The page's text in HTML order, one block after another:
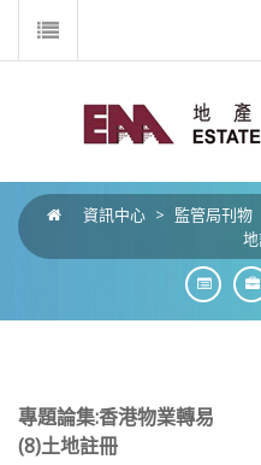
資訊中心 > 監管局刊物
專題論集:香港物業轉易
(8)土地註冊